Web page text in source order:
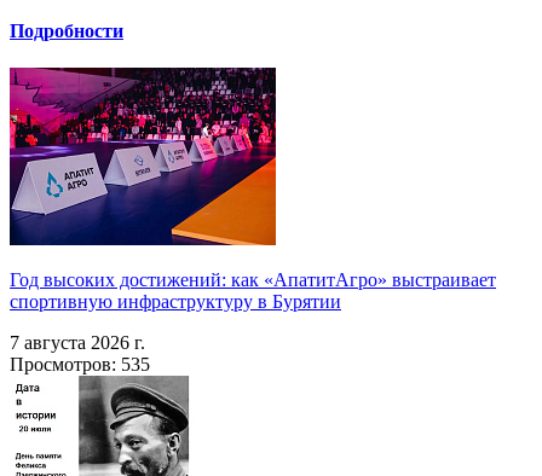
Подробности
Год высоких достижений: как «АпатитАгро» выстраивает
спортивную инфраструктуру в Бурятии
7 августа 2026 г.
Просмотров: 535